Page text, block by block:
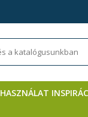
HASZNÁLAT